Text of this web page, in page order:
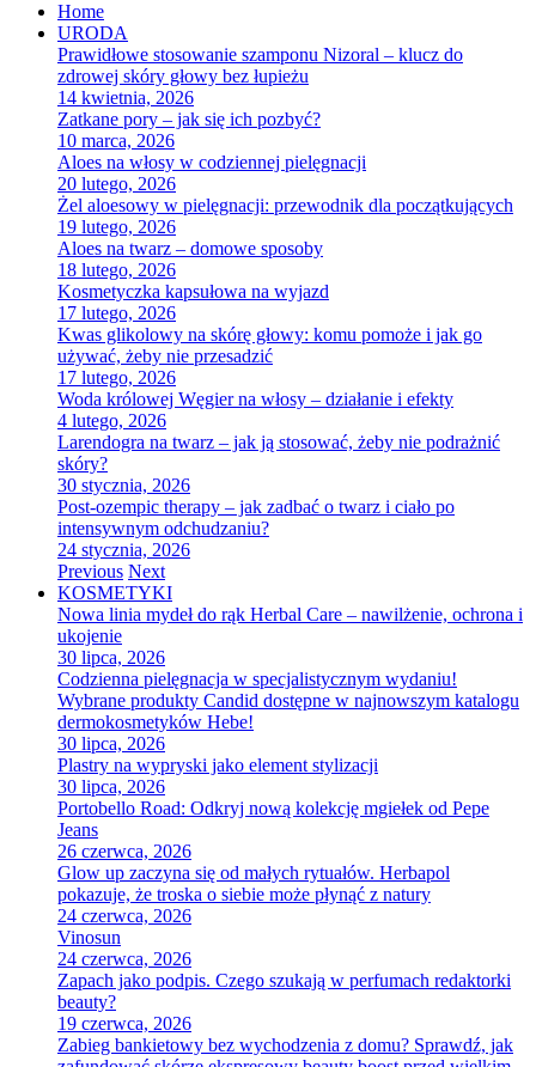
Home
URODA
Prawidłowe stosowanie szamponu Nizoral – klucz do
zdrowej skóry głowy bez łupieżu
14 kwietnia, 2026
Zatkane pory – jak się ich pozbyć?
10 marca, 2026
Aloes na włosy w codziennej pielęgnacji
20 lutego, 2026
Żel aloesowy w pielęgnacji: przewodnik dla początkujących
19 lutego, 2026
Aloes na twarz – domowe sposoby
18 lutego, 2026
Kosmetyczka kapsułowa na wyjazd
17 lutego, 2026
Kwas glikolowy na skórę głowy: komu pomoże i jak go
używać, żeby nie przesadzić
17 lutego, 2026
Woda królowej Węgier na włosy – działanie i efekty
4 lutego, 2026
Larendogra na twarz – jak ją stosować, żeby nie podrażnić
skóry?
30 stycznia, 2026
Post-ozempic therapy – jak zadbać o twarz i ciało po
intensywnym odchudzaniu?
24 stycznia, 2026
Previous Next
KOSMETYKI
Nowa linia mydeł do rąk Herbal Care – nawilżenie, ochrona i
ukojenie
30 lipca, 2026
Codzienna pielęgnacja w specjalistycznym wydaniu!
Wybrane produkty Candid dostępne w najnowszym katalogu
dermokosmetyków Hebe!
30 lipca, 2026
Plastry na wypryski jako element stylizacji
30 lipca, 2026
Portobello Road: Odkryj nową kolekcję mgiełek od Pepe
Jeans
26 czerwca, 2026
Glow up zaczyna się od małych rytuałów. Herbapol
pokazuje, że troska o siebie może płynąć z natury
24 czerwca, 2026
Vinosun
24 czerwca, 2026
Zapach jako podpis. Czego szukają w perfumach redaktorki
beauty?
19 czerwca, 2026
Zabieg bankietowy bez wychodzenia z domu? Sprawdź, jak